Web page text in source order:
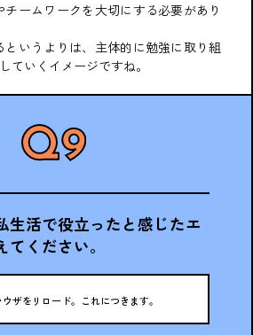
ームワークを大切にする必要があり
いうよりは、主体的に勉強に取り組
ていくイメージですね。
生活で役立ったと感じたエ
ください。
ザをリロード。これにつきます。